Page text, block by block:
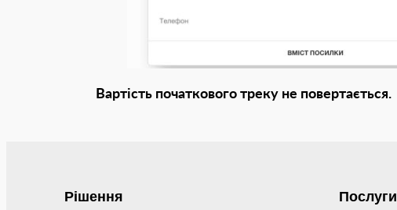
Вартість початкового треку не повертається.
Рішення Послуги